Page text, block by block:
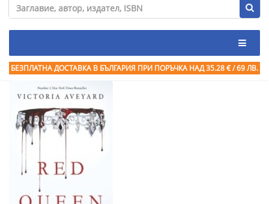
БЕЗПЛАТНА ДОСТАВКА В БЪЛГАРИЯ ПРИ ПОРЪЧКА НАД 35.28 € / 69 ЛВ.